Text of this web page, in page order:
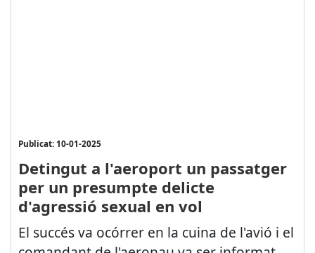
Publicat: 10-01-2025
Detingut a l'aeroport un passatger
per un presumpte delicte
d'agressió sexual en vol
El succés va ocórrer en la cuina de l'avió i el